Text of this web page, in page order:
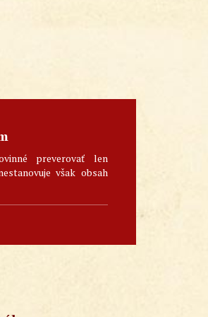
preverovať len
však obsah